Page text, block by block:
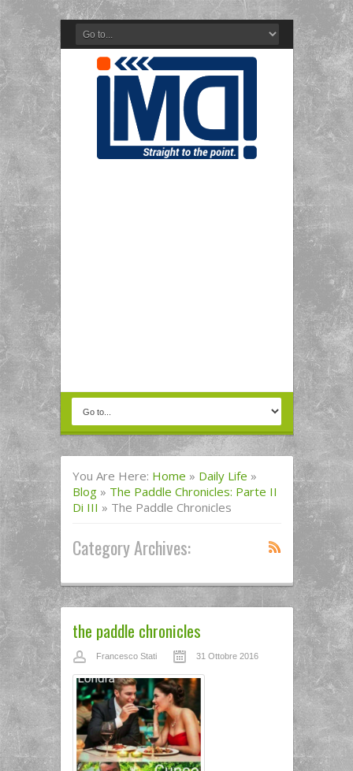
You Are Here: Home » Daily Life »
Blog » The Paddle Chronicles: Parte II
Di III » The Paddle Chronicles
Category Archives:
the paddle chronicles
Francesco Stati 31 Ottobre 2016